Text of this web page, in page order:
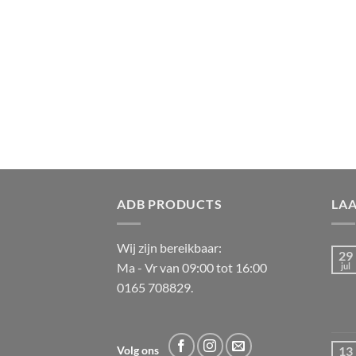
ADB PRODUCTS
Wij zijn bereikbaar:
Ma - Vr van 09:00 tot 16:00
0165 708829.
Volg ons
29
jul
13